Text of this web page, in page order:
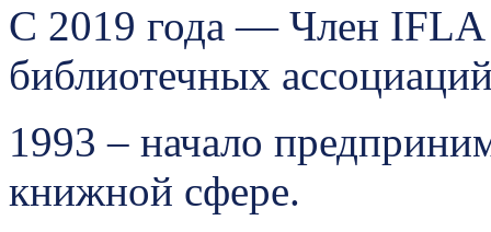
С 2019 года — Член
библиотечных
1993 – начало
книжной сфере.